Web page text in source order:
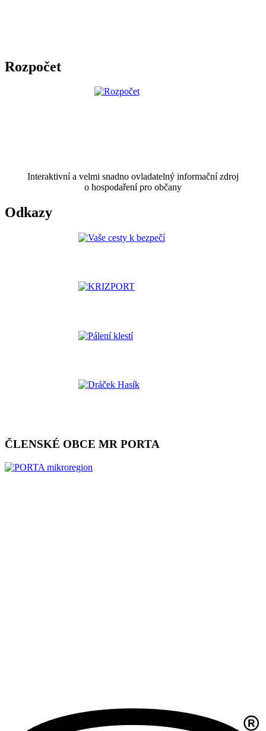
Rozpočet
Interaktivní a velmi snadno ovladatelný informační zdroj
o hospodaření pro občany
Odkazy
ČLENSKÉ OBCE MR PORTA